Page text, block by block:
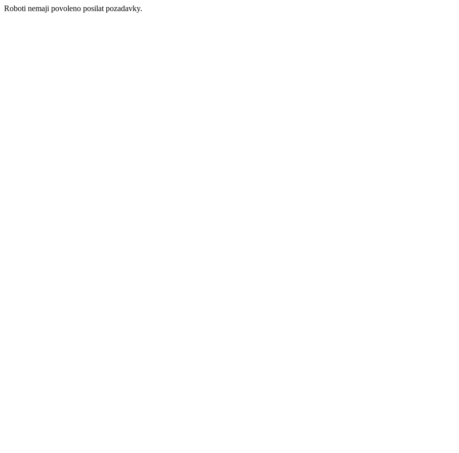
Roboti nemaji povoleno posilat pozadavky.